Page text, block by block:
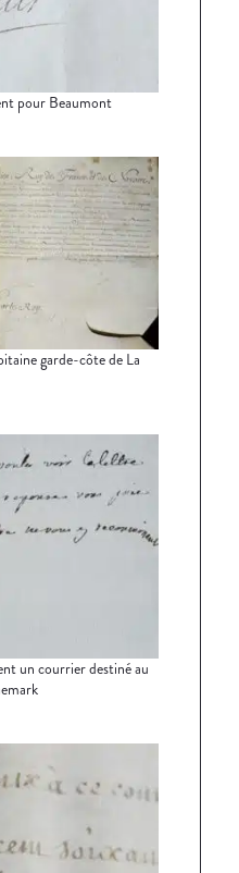
pour Beaumont
garde-côte de La
un courrier destiné au